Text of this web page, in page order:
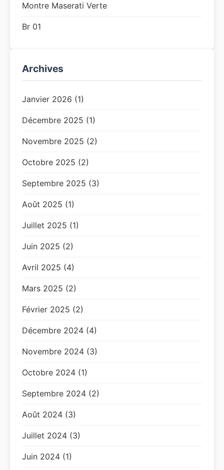
Montre Maserati Verte
Br 01
Archives
Janvier 2026 (1)
Décembre 2025 (1)
Novembre 2025 (2)
Octobre 2025 (2)
Septembre 2025 (3)
Août 2025 (1)
Juillet 2025 (1)
Juin 2025 (2)
Avril 2025 (4)
Mars 2025 (2)
Février 2025 (2)
Décembre 2024 (4)
Novembre 2024 (3)
Octobre 2024 (1)
Septembre 2024 (2)
Août 2024 (3)
Juillet 2024 (3)
Juin 2024 (1)